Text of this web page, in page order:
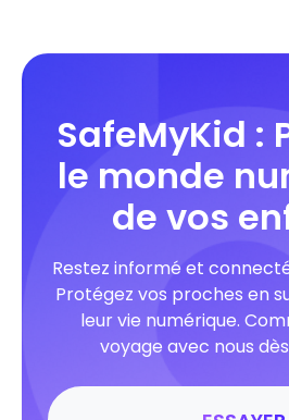
SafeMyKid :
le monde
de vos
Restez informé et
Protégez vos proches en
leur vie numérique.
voyage avec nous